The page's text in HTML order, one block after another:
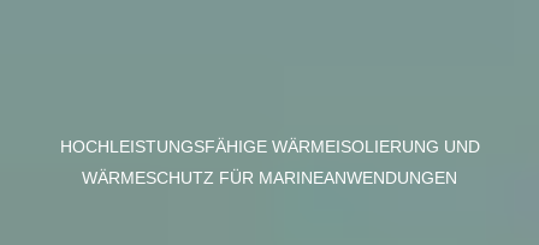
HOCHLEISTUNGSFÄHIGE WÄRMEISOLIERUNG UND
WÄRMESCHUTZ FÜR MARINEANWENDUNGEN